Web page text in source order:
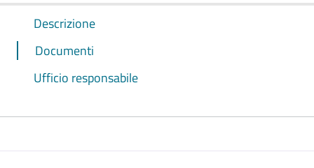
Descrizione
Documenti
Ufficio responsabile